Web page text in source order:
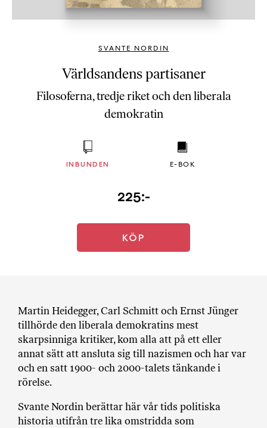
b
k
r
o
n
o
s
r
e
Världsandens partisaner
Filosoferna, tredje riket och den liberala
demokratin
SVANTE NORDIN
225:-
KÖP
INBUNDEN E-BOK
Martin Heidegger, Carl Schmitt och Ernst Jünger
tillhörde den liberala demokratins mest
skarpsinniga kritiker, kom alla att på ett eller
annat sätt att ansluta sig till nazismen och har var
och en satt 1900- och 2000-talets tänkande i
rörelse.
Svante Nordin berättar här vår tids politiska
historia utifrån tre lika omstridda som